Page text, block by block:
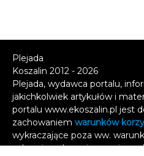
Plejada
Koszalin 2012 - 2026
Plejada, wydawca portalu,
jakichkolwiek artykułów i
portalu www.ekoszalin.pl jest
zachowaniem warunków
wykraczające poza ww.
zabronione bez pisemnej